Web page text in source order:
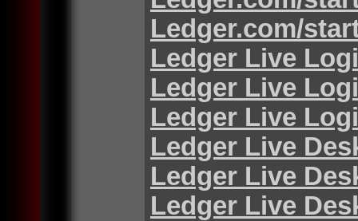
Ledger.com/
Ledger Live
Ledger Live
Ledger Live
Ledger Live
Ledger Live
Ledger Live